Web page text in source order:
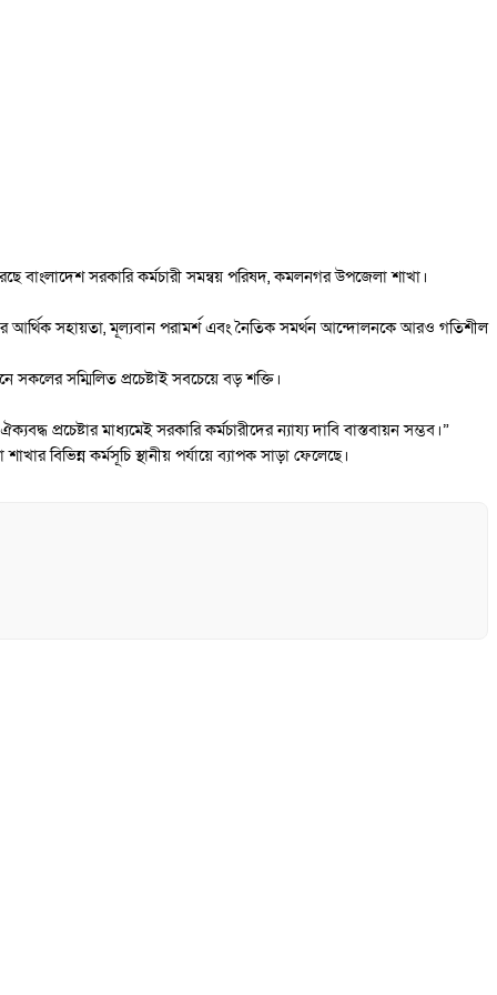
বাংলাদেশ সরকারি কর্মচারী সমন্বয় পরিষদ, কমলনগর উপজেলা শাখা।
আর্থিক সহায়তা, মূল্যবান পরামর্শ এবং নৈতিক সমর্থন আন্দোলনকে আরও গতিশীল
সম্মিলিত প্রচেষ্টাই সবচেয়ে বড় শক্তি।
মাধ্যমেই সরকারি কর্মচারীদের ন্যায্য দাবি বাস্তবায়ন সম্ভব।”
বিভিন্ন কর্মসূচি স্থানীয় পর্যায়ে ব্যাপক সাড়া ফেলেছে।